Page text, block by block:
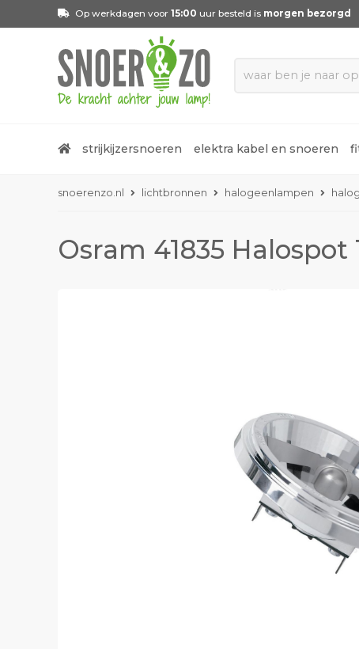
Op werkdagen voor 15:00 uur besteld is morgen bezorgd
strijkijzersnoeren elektra kabel en snoeren
snoerenzo.nl lichtbronnen halogeenlampen
Osram 41835 Halospot